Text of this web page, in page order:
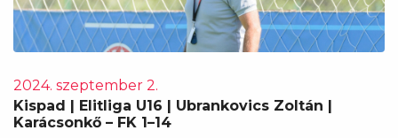
2024. szeptember 2.
Kispad | Elitliga U16 | Ubrankovics Zoltán |
Karácsonkő – FK 1–14